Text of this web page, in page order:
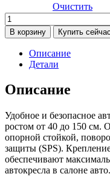
Очистить
Количество
товара
Автокресло
Carrello
Octopus
(0-
36
Sandstone
Beige
(Коричневый)
В корзину Купить
Описание
Детали
Описание
Удобное и безопасное
ростом от 40 до 150 см.
опорной стойкой,
защиты (SPS).
обеспечивают
автокресла в салоне авто.